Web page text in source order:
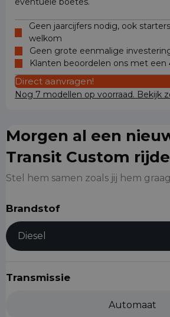
Geen jaarcijfers nodig, ook
welkom
Geen grote eenmalige
Klanten beoordelen ons met een
Direct aanvragen!
Nog 7 modellen op voorraad. Bekijk
Morgen al een
Transit Custom
Stel hem samen zoals jij hem
Brandstof
Diesel
Transmissie
Automaat